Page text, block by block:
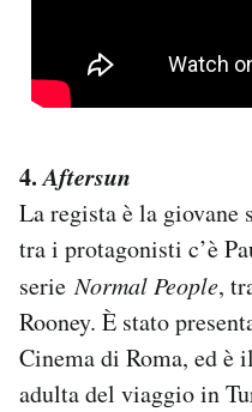
4. Aftersun
La regista è la giovane
tra i protagonisti c’è
serieNormal People,
Rooney. È stato
Cinema di Roma, ed è
adulta del viaggio in